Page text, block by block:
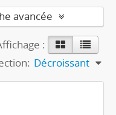
avancée
:
Décroissant